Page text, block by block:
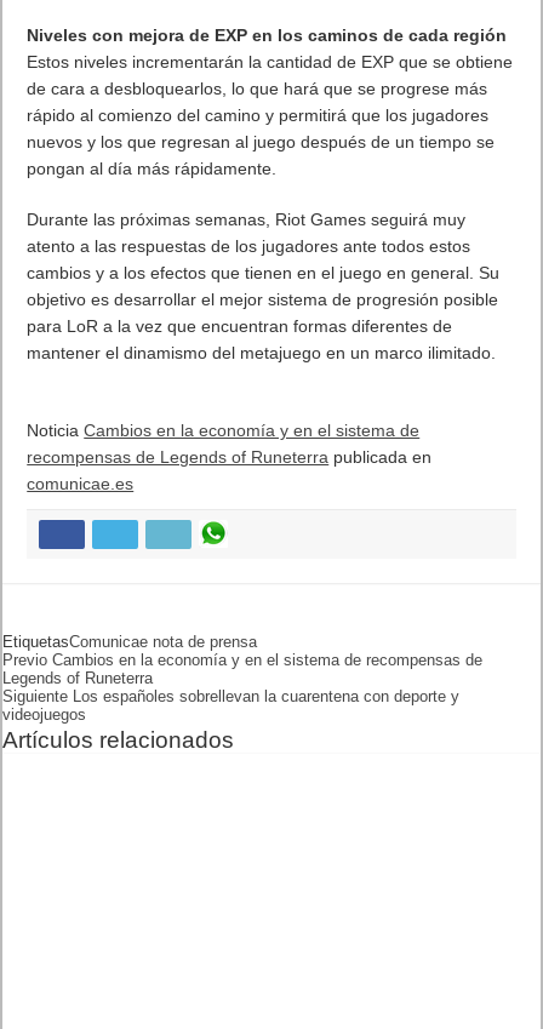
lugar de garantizar un campeón aleatorio, se garantiza una
capsula épica. El campeón pasa a recibirse en la caja
semanal).
Además, junto con el nuevo set de cartas y la nueva región que
llegarán más adelante, se pondrá en marcha el siguiente
Niveles con mejora de EXP en los caminos de cada región
Estos niveles incrementarán la cantidad de EXP que se obtiene
de cara a desbloquearlos, lo que hará que se progrese más
rápido al comienzo del camino y permitirá que los jugadores
nuevos y los que regresan al juego después de un tiempo se
Durante las próximas semanas, Riot Games seguirá muy
atento a las respuestas de los jugadores ante todos estos
cambios y a los efectos que tienen en el juego en general. Su
para LoR a la vez que encuentran formas diferentes de
NoticiaCambios en la economía y en el sistema de
recompensas de Legends of Runeterra
publicada en
comunicae.es